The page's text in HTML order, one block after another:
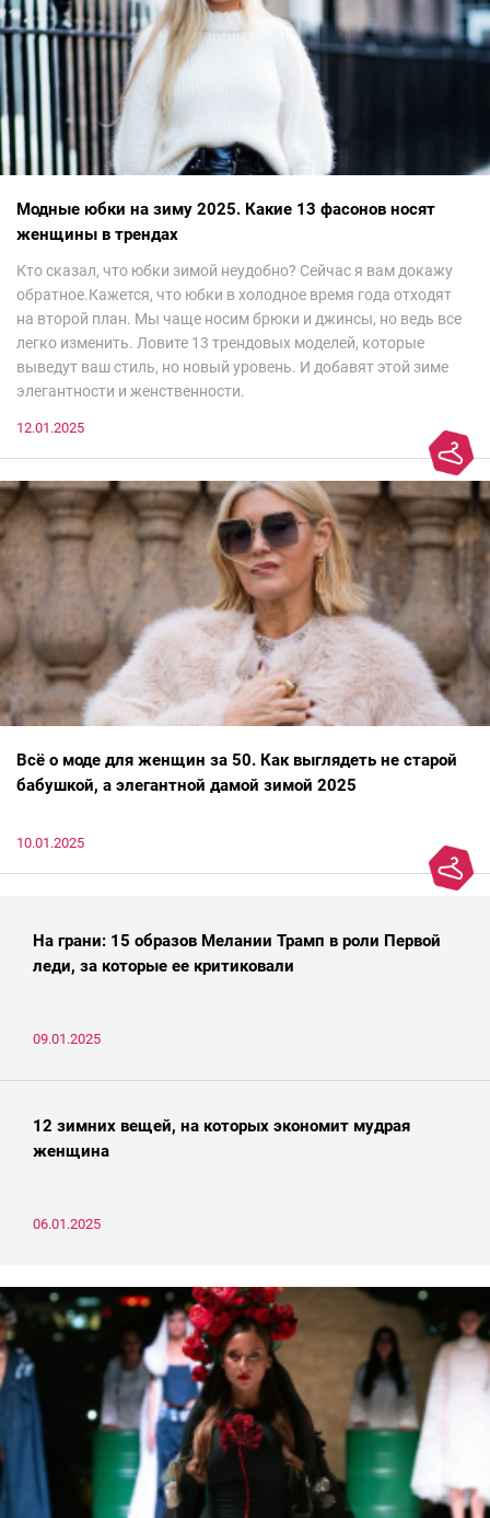
Модные юбки на зиму 2025. Какие 13 фасонов носят
женщины в трендах
Кто сказал, что юбки зимой неудобно? Сейчас я вам докажу
обратное.Кажется, что юбки в холодное время года отходят
на второй план. Мы чаще носим брюки и джинсы, но ведь все
легко изменить. Ловите 13 трендовых моделей, которые
выведут ваш стиль, но новый уровень. И добавят этой зиме
элегантности и женственности.
12.01.2025
Всё о моде для женщин за 50. Как выглядеть не старой
бабушкой, а элегантной дамой зимой 2025
10.01.2025
На грани: 15 образов Мелании Трамп в роли Первой
леди, за которые ее критиковали
09.01.2025
12 зимних вещей, на которых экономит мудрая
женщина
06.01.2025